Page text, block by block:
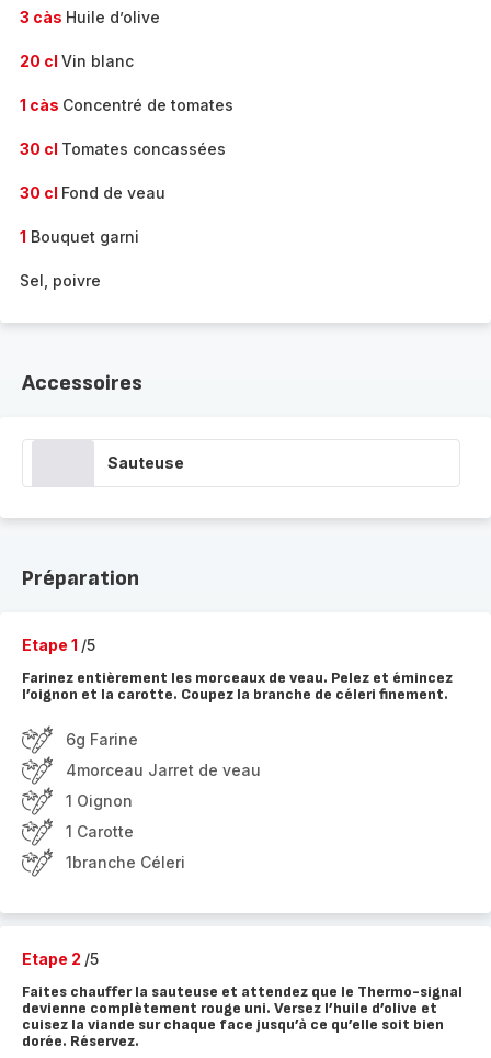
3 càs Huile d’olive
20 cl Vin blanc
1 càs Concentré de tomates
30 cl Tomates concassées
30 cl Fond de veau
1 Bouquet garni
Sel, poivre
Accessoires
Sauteuse
Préparation
Etape 1 /5
Farinez entièrement les morceaux de veau. Pelez et émincez
l’oignon et la carotte. Coupez la branche de céleri finement.
6g Farine
4morceau Jarret de veau
1 Oignon
1 Carotte
1branche Céleri
Etape 2 /5
Faites chauffer la sauteuse et attendez que le Thermo-signal
devienne complètement rouge uni. Versez l’huile d’olive et
cuisez la viande sur chaque face jusqu’à ce qu’elle soit bien
dorée. Réservez.